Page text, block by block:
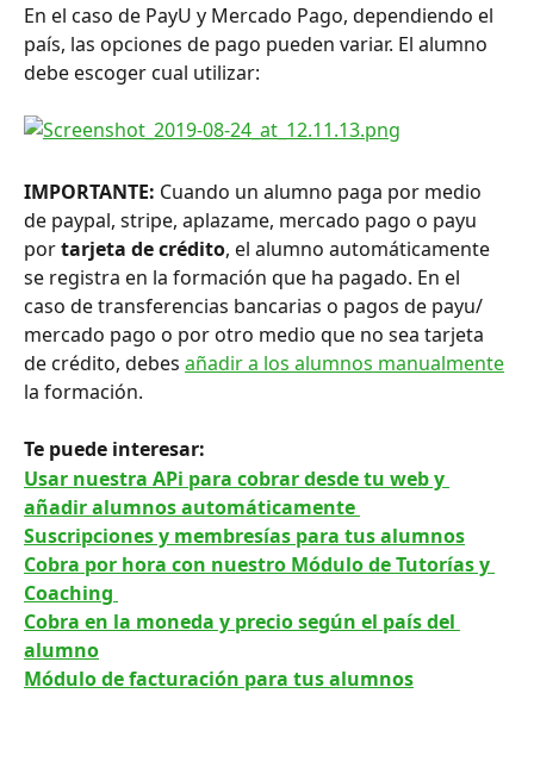
En el caso de PayU y Mercado Pago, dependiendo el
país, las opciones de pago pueden variar. El alumno
debe escoger cual utilizar:
IMPORTANTE: Cuando un alumno paga por medio
de paypal, stripe, aplazame, mercado pago o payu
por tarjeta de crédito, el alumno automáticamente
se registra en la formación que ha pagado. En el
caso de transferencias bancarias o pagos de payu/
mercado pago o por otro medio que no sea tarjeta
de crédito, debes añadir a los alumnos manualmente
la formación.
Te puede interesar:
Usar nuestra APi para cobrar desde tu web y
añadir alumnos automáticamente
Suscripciones y membresías para tus alumnos
Cobra por hora con nuestro Módulo de Tutorías y
Coaching
Cobra en la moneda y precio según el país del
alumno
Módulo de facturación para tus alumnos